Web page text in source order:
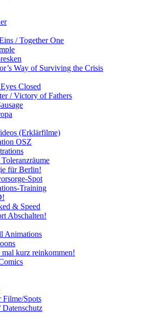
/ Together One
Way of Surviving the Crisis
Closed
/ Victory of Fathers
(Erklärfilme)
OSZ
für Berlin!
Spot
Training
& Speed
Abschalten!
Animations
kurz reinkommen!
Filme/Spots
Datenschutz